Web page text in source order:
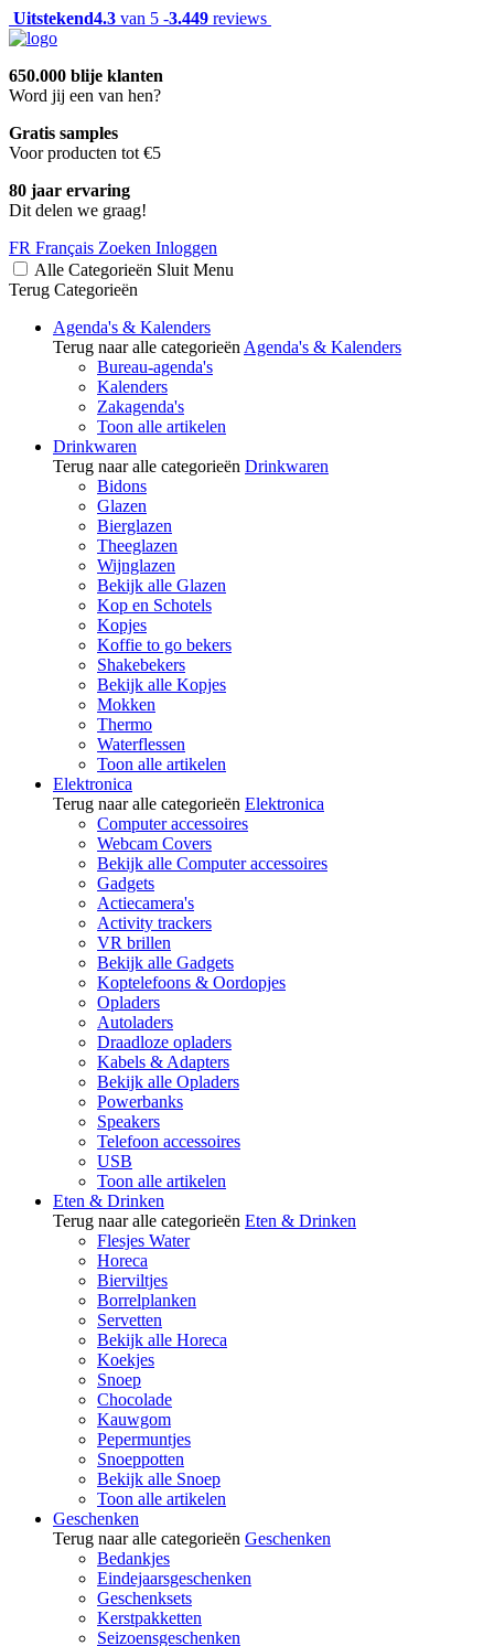
Uitstekend4.3 van 5 -3.449 reviews
650.000 blije klanten
Word jij een van hen?
Gratis samples
Voor producten tot €5
80 jaar ervaring
Dit delen we graag!
FR Français Zoeken Inloggen
Alle Categorieën Sluit Menu
Terug Categorieën
Agenda's & Kalenders
Terug naar alle categorieën Agenda's & Kalenders
Bureau-agenda's
Kalenders
Zakagenda's
Toon alle artikelen
Drinkwaren
Terug naar alle categorieën Drinkwaren
Bidons
Glazen
Bierglazen
Theeglazen
Wijnglazen
Bekijk alle Glazen
Kop en Schotels
Kopjes
Koffie to go bekers
Shakebekers
Bekijk alle Kopjes
Mokken
Thermo
Waterflessen
Toon alle artikelen
Elektronica
Terug naar alle categorieën Elektronica
Computer accessoires
Webcam Covers
Bekijk alle Computer accessoires
Gadgets
Actiecamera's
Activity trackers
VR brillen
Bekijk alle Gadgets
Koptelefoons & Oordopjes
Opladers
Autoladers
Draadloze opladers
Kabels & Adapters
Bekijk alle Opladers
Powerbanks
Speakers
Telefoon accessoires
USB
Toon alle artikelen
Eten & Drinken
Terug naar alle categorieën Eten & Drinken
Flesjes Water
Horeca
Bierviltjes
Borrelplanken
Servetten
Bekijk alle Horeca
Koekjes
Snoep
Chocolade
Kauwgom
Pepermuntjes
Snoeppotten
Bekijk alle Snoep
Toon alle artikelen
Geschenken
Terug naar alle categorieën Geschenken
Bedankjes
Eindejaarsgeschenken
Geschenksets
Kerstpakketten
Seizoensgeschenken